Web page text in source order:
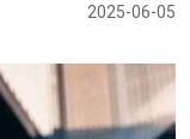
2025-06-05